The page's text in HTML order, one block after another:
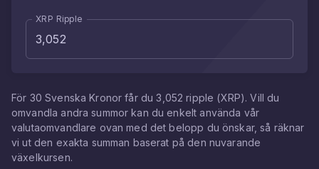
XRP Ripple
För 30 Svenska Kronor får du3,052 ripple (XRP). Vill du
omvandla andra summor kan du enkelt använda vår
valutaomvandlare ovan med det belopp du önskar, så räknar
vi ut den exakta summan baserat på den nuvarande
växelkursen.